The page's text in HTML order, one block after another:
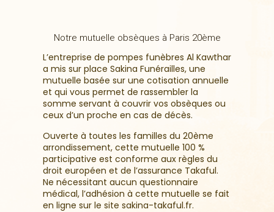
Notre mutuelle obsèques à Paris 20ème
L’entreprise de pompes funèbres Al Kawthar
a mis sur place Sakina Funérailles, une
mutuelle basée sur une cotisation annuelle
et qui vous permet de rassembler la
somme servant à couvrir vos obsèques ou
ceux d’un proche en cas de décès.
Ouverte à toutes les familles du 20ème
arrondissement, cette mutuelle 100 %
participative est conforme aux règles du
droit européen et de l’assurance Takaful.
Ne nécessitant aucun questionnaire
médical, l’adhésion à cette mutuelle se fait
en ligne sur le site sakina-takaful.fr.